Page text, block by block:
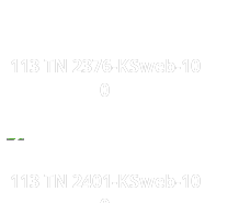
113 TN 2376-KSweb-10
0
113 TN 2401-KSweb-10